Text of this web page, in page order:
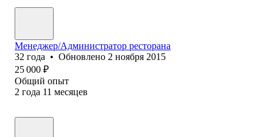
Менеджер/Администратор ресторана
32 года • Обновлено 2 ноября 2015
25 000 ₽
Общий опыт
2 года 11 месяцев